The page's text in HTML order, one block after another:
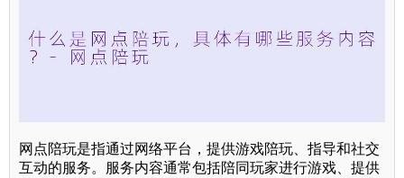
网点陪玩是指通过网络平台，提供游戏陪玩、指导和社交
互动的服务。服务内容通常包括陪同玩家进行游戏、提供